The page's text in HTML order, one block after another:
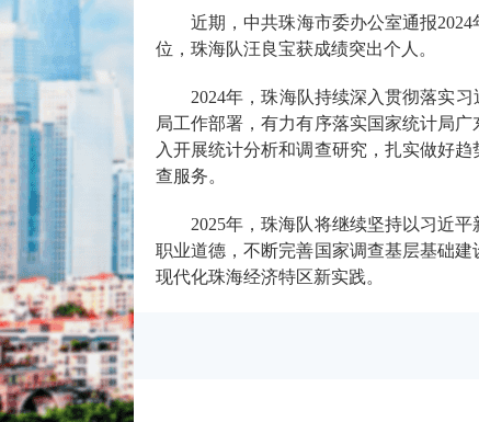
近期 ，中共珠海市委办公室通报2024
位，珠海队汪良宝获成绩突出个人。
2024年，珠海队持续深入贯彻落实习
局工作部署，有力有序落实国家统计局
入开展统计分析和调查研究，扎实做好
查服务。
2025年，珠海队将继续坚持以习近
职业道德 ，不断完善国家调查基层基础建
现代化珠海经济特区新实践。